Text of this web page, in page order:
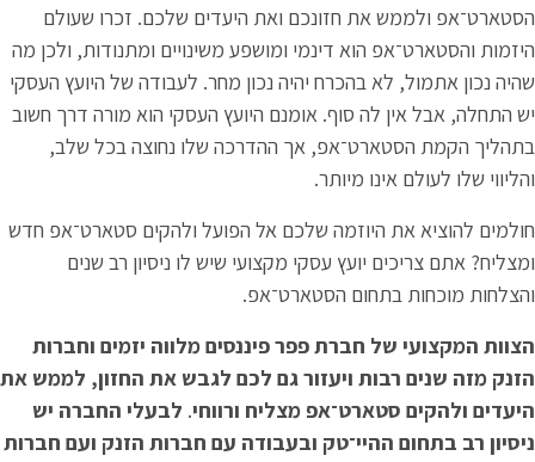
הסטארט־אפ ולממש את חזונכם ואת היעדים שלכם. זכרו שעולם
היזמות והסטארט־אפ הוא דינמי ומושפע משינויים ומתנודות, ולכן מה
שהיה נכון אתמול, לא בהכרח יהיה נכון מחר. לעבודה של היועץ העסקי
יש התחלה, אבל אין לה סוף. אומנם היועץ העסקי הוא מורה דרך חשוב
בתהליך הקמת הסטארט־אפ, אך ההדרכה שלו נחוצה בכל שלב,
והליווי שלו לעולם אינו מיותר.
חולמים להוציא את היוזמה שלכם אל הפועל ולהקים סטארט־אפ חדש
ומצליח? אתם צריכים יועץ עסקי מקצועי שיש לו ניסיון רב שנים
והצלחות מוכחות בתחום הסטארט־אפ.
הצוות המקצועי של חברת פפר פיננסים מלווה יזמים וחברות
הזנק מזה שנים רבות ויעזור גם לכם לגבש את החזון, לממש את
היעדים ולהקים סטארט־אפ מצליח ורווחי. לבעלי החברה יש
ניסיון רב בתחום ההיי־טק ובעבודה עם חברות הזנק ועם חברות